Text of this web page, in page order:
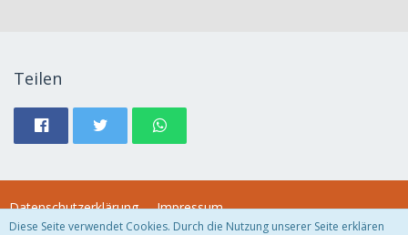
Teilen
Datenschutzerklärung Impressum
Diese Seite verwendet Cookies. Durch die Nutzung unserer Seite erklären